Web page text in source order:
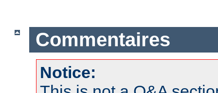
Commentaires
Notice: